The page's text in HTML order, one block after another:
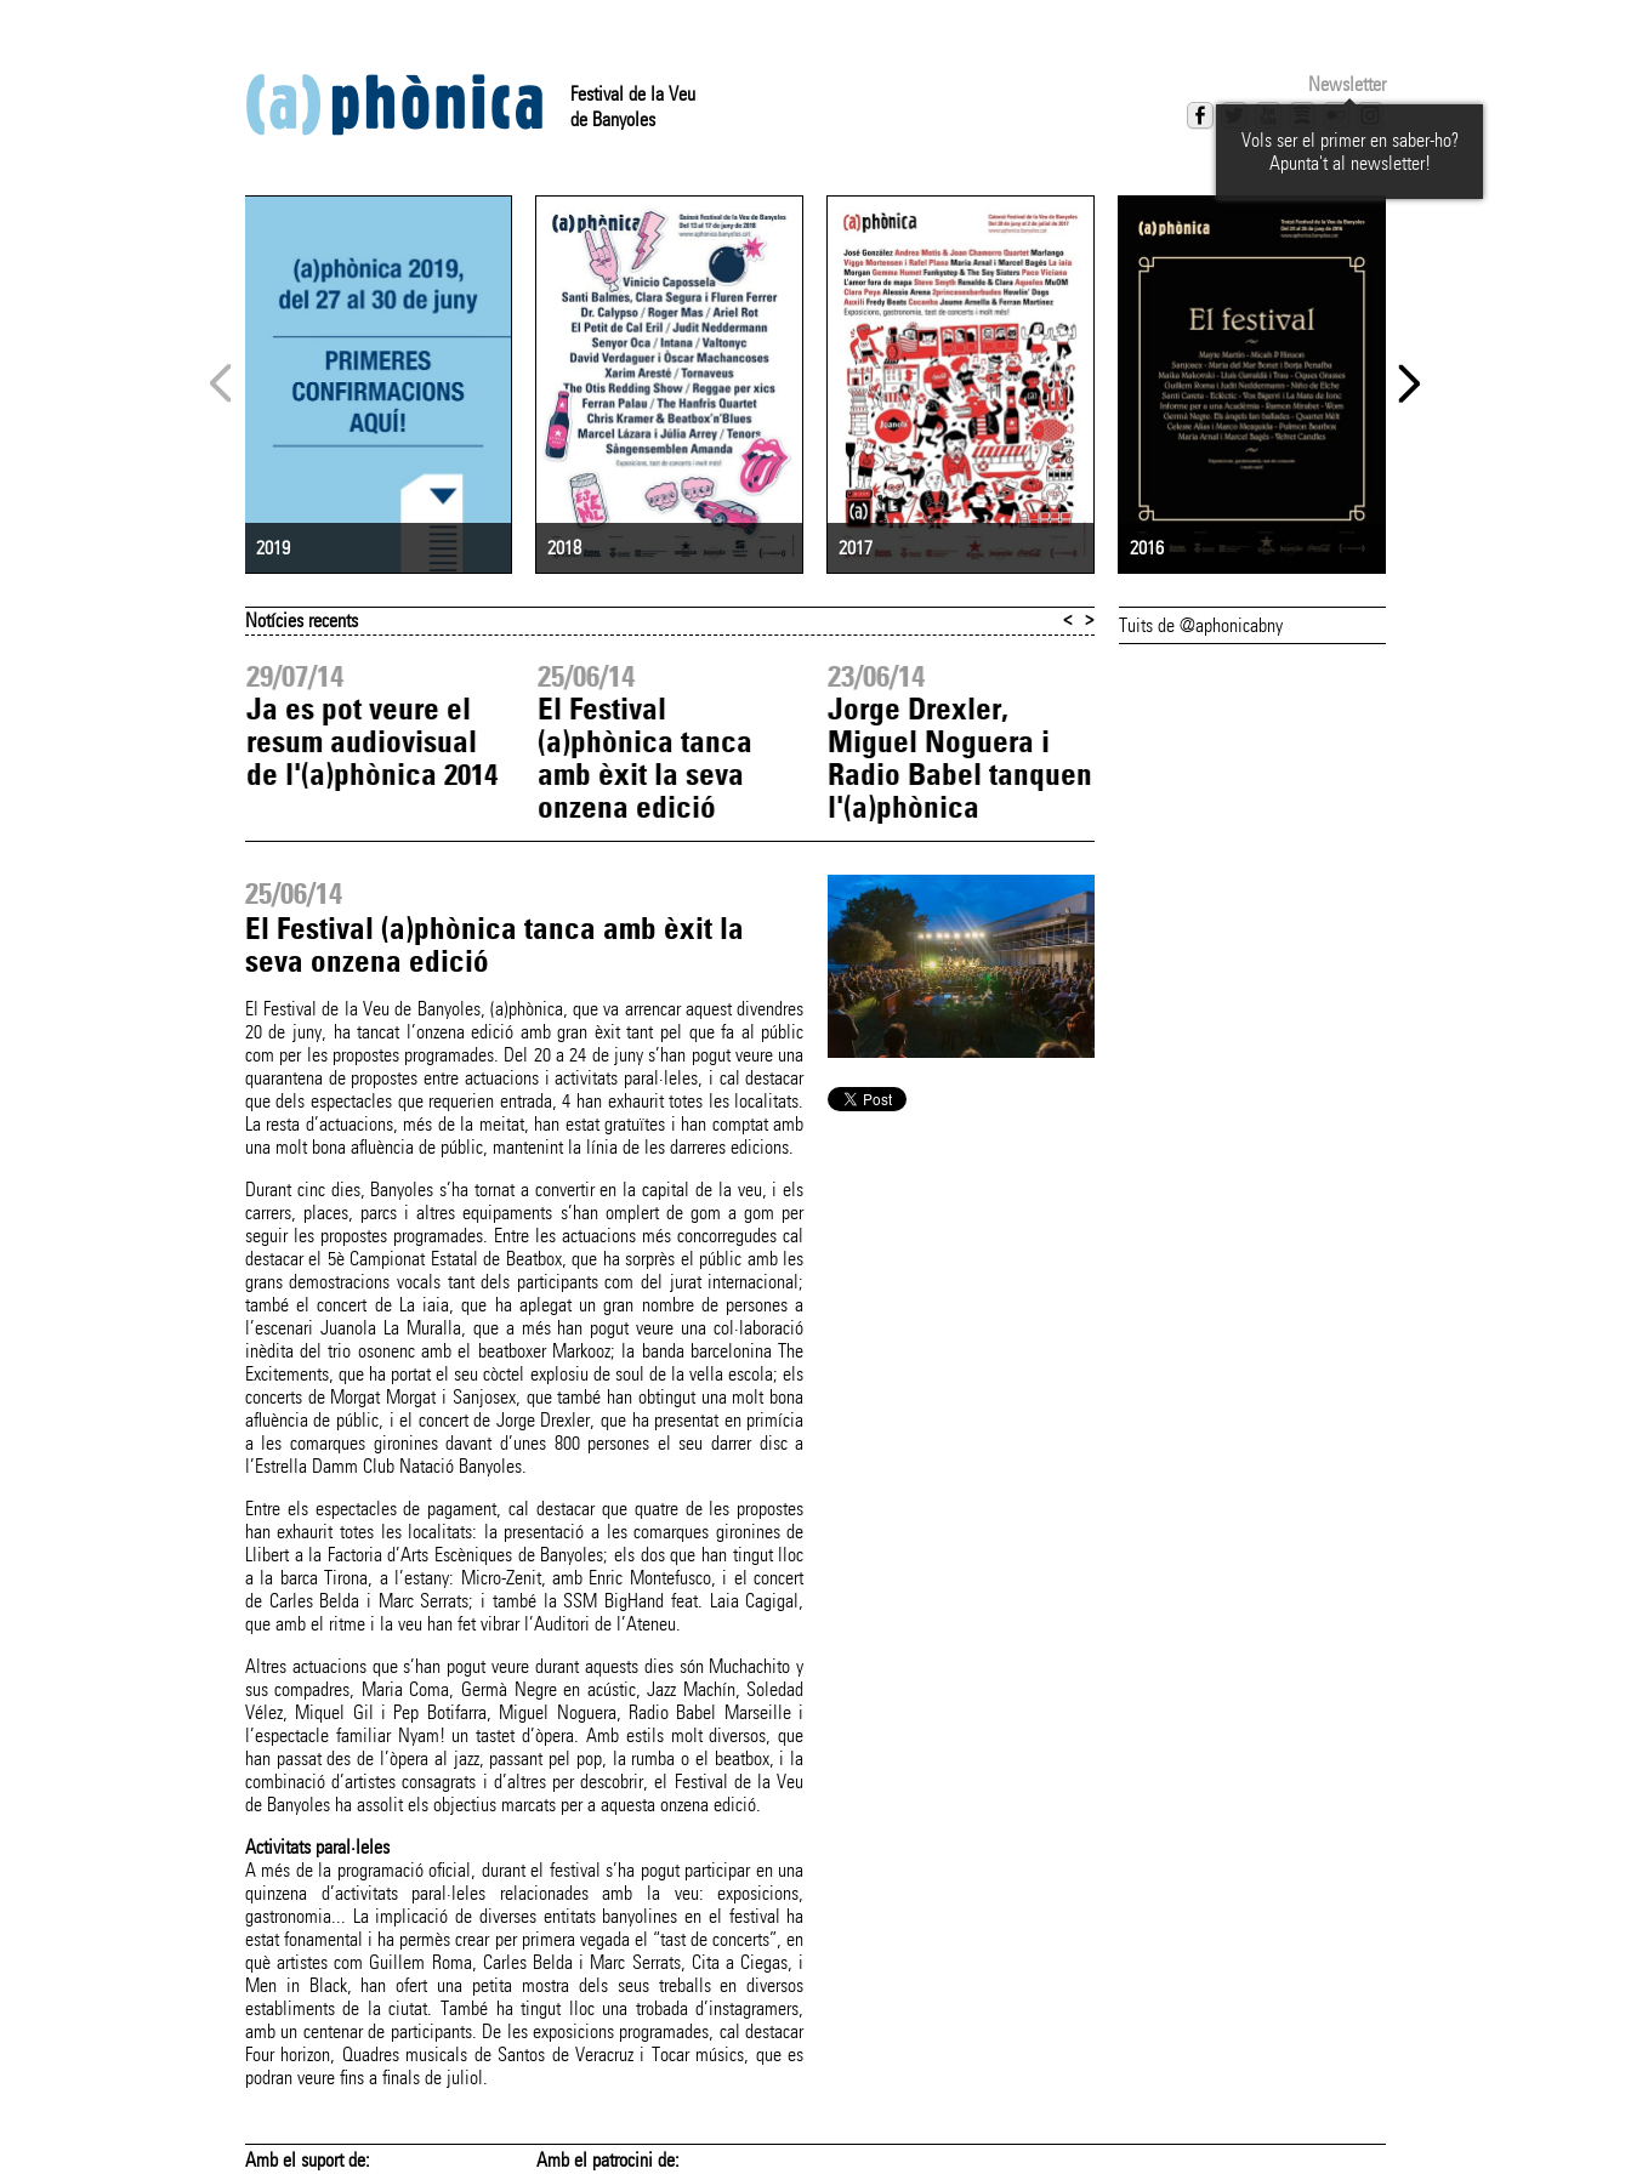
Festival de la Veu
de Banyoles
Newsletter
Vols ser el primer en saber-ho?
Apunta't al newsletter!
2019 2018 2017 2016
Notícies recents
29/07/14
Ja es pot veure el
resum audiovisual
de l'(a)phònica 2014
25/06/14
El Festival
(a)phònica tanca
amb èxit la seva
onzena edició
23/06/14
Jorge Drexler,
Miguel Noguera i
Radio Babel tanquen
l'(a)phònica
< >
25/06/14
El Festival (a)phònica tanca amb èxit la
seva onzena edició
El Festival de la Veu de Banyoles, (a)phònica, que va arrencar aquest divendres
20 de juny, ha tancat l’onzena edició amb gran èxit tant pel que fa al públic
com per les propostes programades. Del 20 a 24 de juny s’han pogut veure una
quarantena de propostes entre actuacions i activitats paral·leles, i cal destacar
que dels espectacles que requerien entrada, 4 han exhaurit totes les localitats.
La resta d’actuacions, més de la meitat, han estat gratuïtes i han comptat amb
una molt bona afluència de públic, mantenint la línia de les darreres edicions.
Durant cinc dies, Banyoles s’ha tornat a convertir en la capital de la veu, i els
carrers, places, parcs i altres equipaments s’han omplert de gom a gom per
seguir les propostes programades. Entre les actuacions més concorregudes cal
destacar el 5è Campionat Estatal de Beatbox, que ha sorprès el públic amb les
grans demostracions vocals tant dels participants com del jurat internacional;
també el concert de La iaia, que ha aplegat un gran nombre de persones a
l’escenari Juanola La Muralla, que a més han pogut veure una col·laboració
inèdita del trio osonenc amb el beatboxer Markooz; la banda barcelonina The
Excitements, que ha portat el seu còctel explosiu de soul de la vella escola; els
concerts de Morgat Morgat i Sanjosex, que també han obtingut una molt bona
afluència de públic, i el concert de Jorge Drexler, que ha presentat en primícia
a les comarques gironines davant d’unes 800 persones el seu darrer disc a
l’Estrella Damm Club Natació Banyoles.
Entre els espectacles de pagament, cal destacar que quatre de les propostes
han exhaurit totes les localitats: la presentació a les comarques gironines de
Llibert a la Factoria d’Arts Escèniques de Banyoles; els dos que han tingut lloc
a la barca Tirona, a l’estany: Micro-Zenit, amb Enric Montefusco, i el concert
de Carles Belda i Marc Serrats; i també la SSM BigHand feat. Laia Cagigal,
que amb el ritme i la veu han fet vibrar l’Auditori de l’Ateneu.
Altres actuacions que s’han pogut veure durant aquests dies són Muchachito y
sus compadres, Maria Coma, Germà Negre en acústic, Jazz Machín, Soledad
Vélez, Miquel Gil i Pep Botifarra, Miguel Noguera, Radio Babel Marseille i
l’espectacle familiar Nyam! un tastet d’òpera. Amb estils molt diversos, que
han passat des de l’òpera al jazz, passant pel pop, la rumba o el beatbox, i la
combinació d’artistes consagrats i d’altres per descobrir, el Festival de la Veu
de Banyoles ha assolit els objectius marcats per a aquesta onzena edició.
Activitats paral·leles
A més de la programació oficial, durant el festival s’ha pogut participar en una
quinzena d’activitats paral·leles relacionades amb la veu: exposicions,
gastronomia... La implicació de diverses entitats banyolines en el festival ha
estat fonamental i ha permès crear per primera vegada el “tast de concerts”, en
què artistes com Guillem Roma, Carles Belda i Marc Serrats, Cita a Ciegas, i
Men in Black, han ofert una petita mostra dels seus treballs en diversos
establiments de la ciutat. També ha tingut lloc una trobada d’instagramers,
amb un centenar de participants. De les exposicions programades, cal destacar
Four horizon, Quadres musicals de Santos de Veracruz i Tocar músics, que es
podran veure fins a finals de juliol.
Tuits de @aphonicabny
Amb el suport de: Amb el patrocini de: